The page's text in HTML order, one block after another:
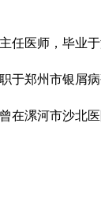
任医师，毕业
于郑州市银屑
在漯河市沙北